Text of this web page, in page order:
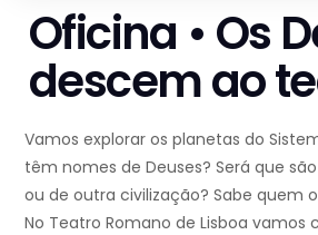
Oficina • Os
descem ao
Vamos explorar os planetas do
têm nomes de Deuses? Será que
ou de outra civilização? Sabe quem
No Teatro Romano de Lisboa vamos